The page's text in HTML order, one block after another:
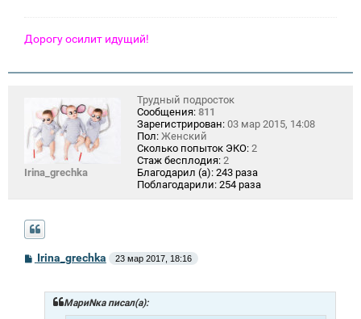
Дорогу осилит идущий!
Irina_grechka
Трудный подросток
Сообщения: 811
Зарегистрирован: 03 мар 2015, 14:08
Пол: Женский
Сколько попыток ЭКО: 2
Стаж бесплодия: 2
Благодарил (а): 243 раза
Поблагодарили: 254 раза
СIrina_grechka 23 мар 2017, 18:16
МариNка писал(а):